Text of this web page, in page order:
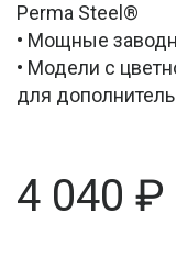
Perma Steel®
• Мощные
• Модели с
для
4 040 ₽